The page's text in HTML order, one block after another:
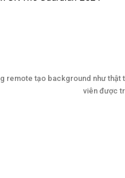
remote tạo background như
viên được